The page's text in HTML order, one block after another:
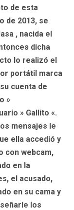
de esta
de 2013, se
, nacida el
dicha
lo realizó el
portátil marca
cuenta de
»
» Gallito «.
mensajes le
ella accedió y
con webcam,
en la
el acusado,
en su cama y
los